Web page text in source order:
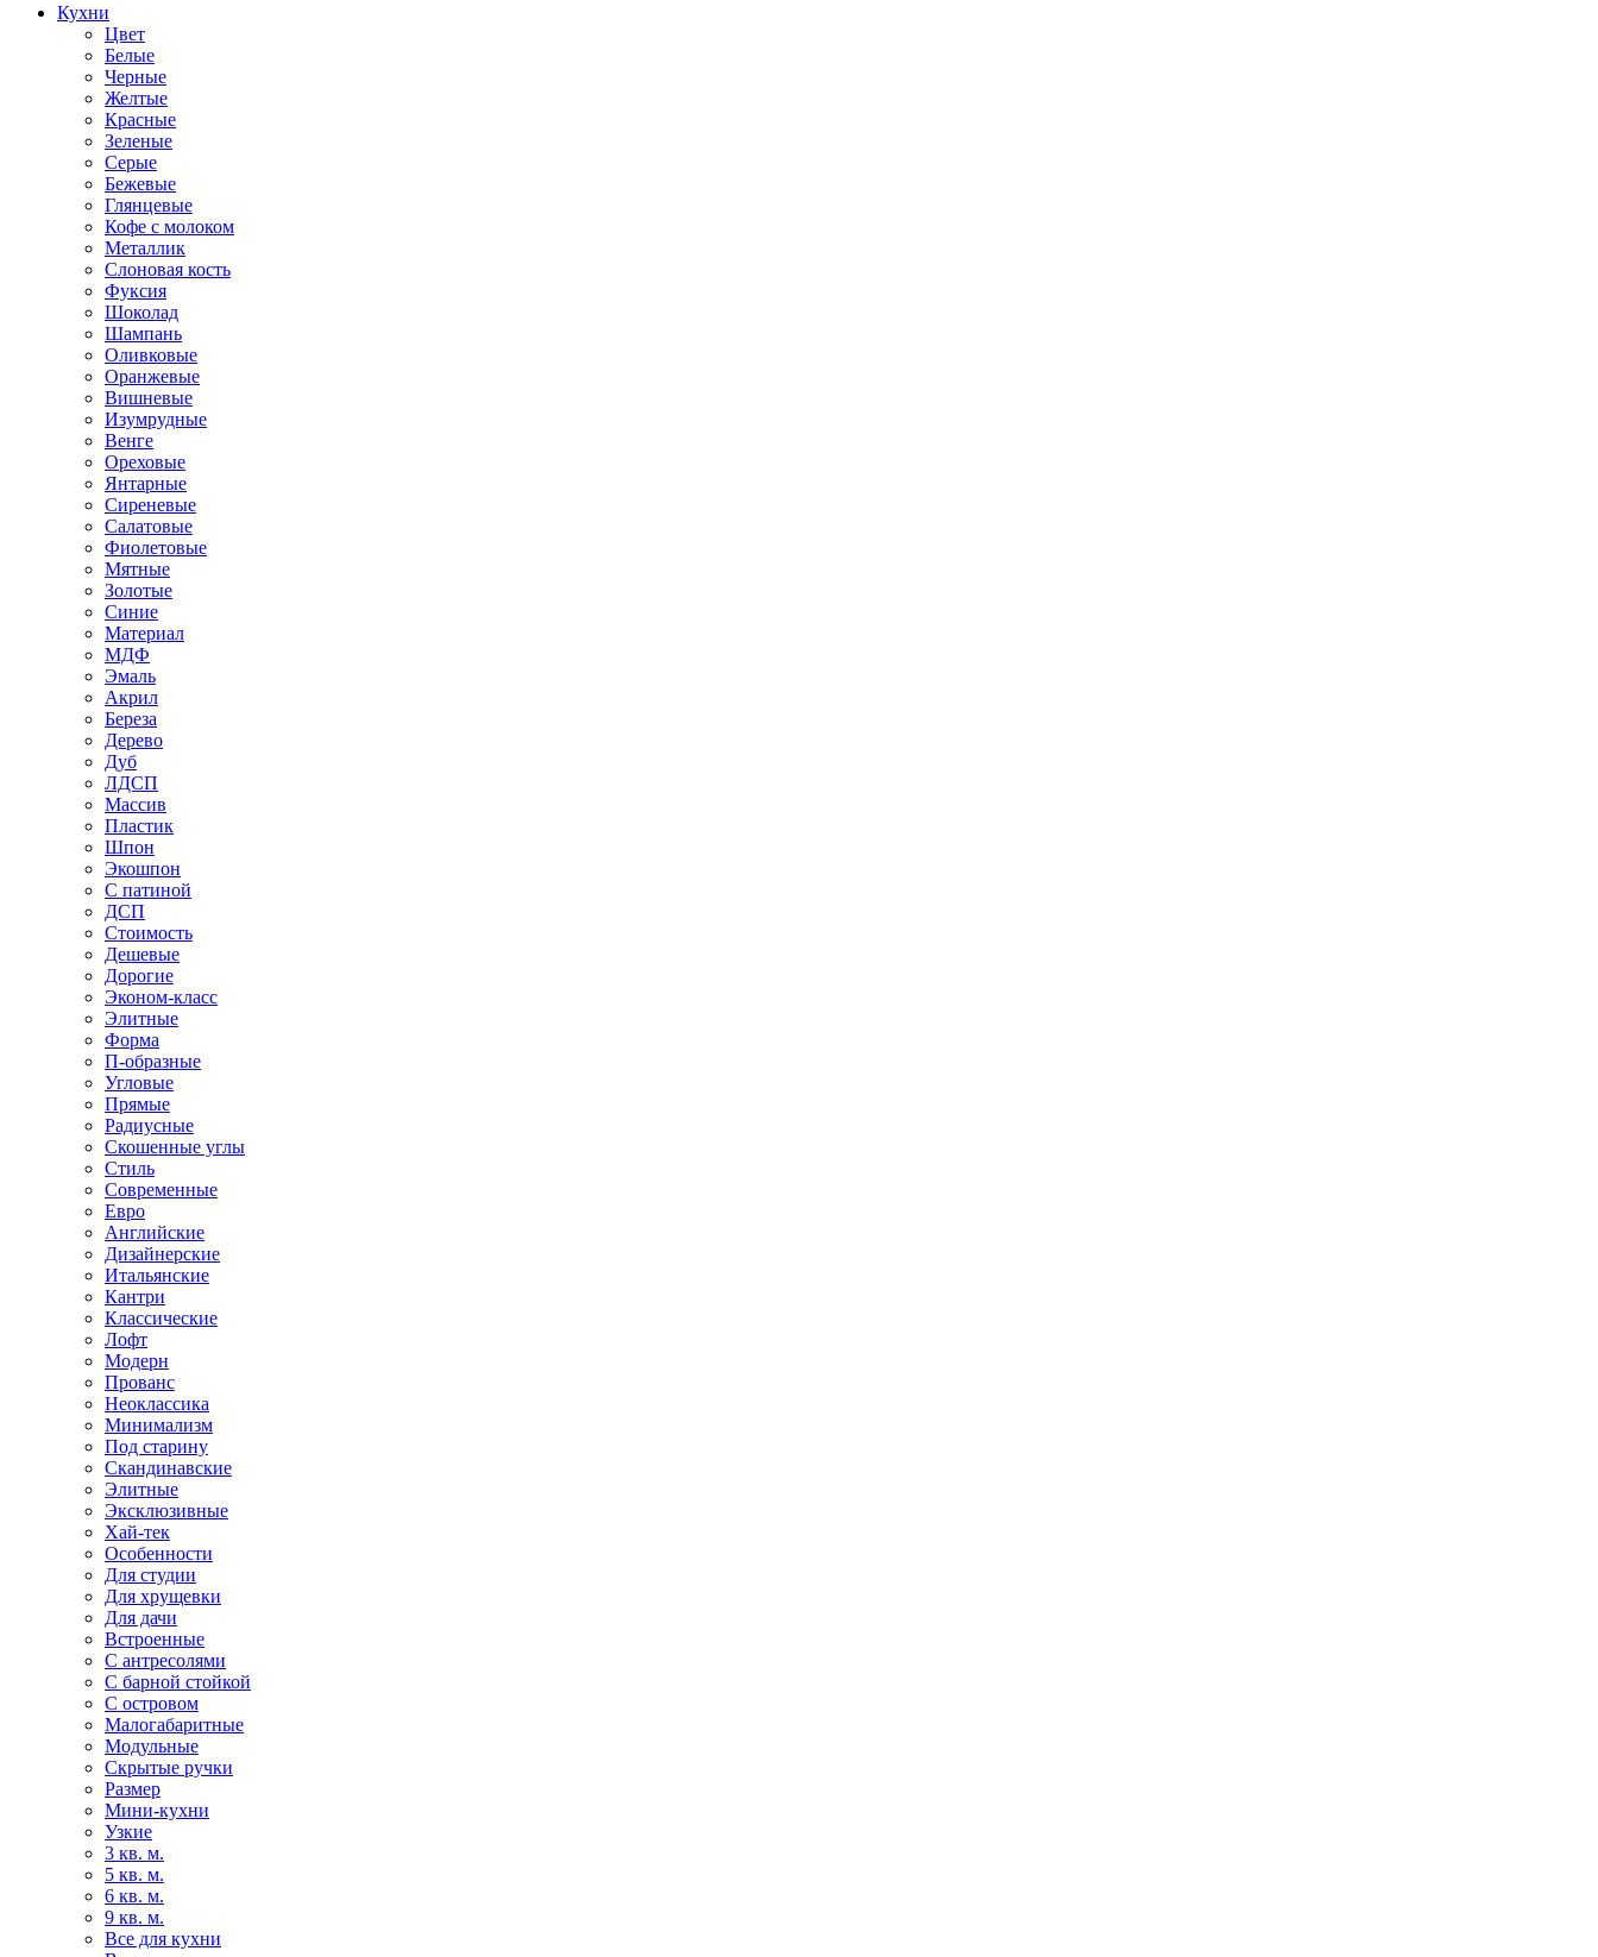
Кухни
Цвет
Белые
Черные
Желтые
Красные
Зеленые
Серые
Бежевые
Глянцевые
Кофе с молоком
Металлик
Слоновая кость
Фуксия
Шоколад
Шампань
Оливковые
Оранжевые
Вишневые
Изумрудные
Венге
Ореховые
Янтарные
Сиреневые
Салатовые
Фиолетовые
Мятные
Золотые
Синие
Материал
МДФ
Эмаль
Акрил
Береза
Дерево
Дуб
ЛДСП
Массив
Пластик
Шпон
Экошпон
С патиной
ДСП
Стоимость
Дешевые
Дорогие
Эконом-класс
Элитные
Форма
П-образные
Угловые
Прямые
Радиусные
Скошенные углы
Стиль
Современные
Евро
Английские
Дизайнерские
Итальянские
Кантри
Классические
Лофт
Модерн
Прованс
Неоклассика
Минимализм
Под старину
Скандинавские
Элитные
Эксклюзивные
Хай-тек
Особенности
Для студии
Для хрущевки
Для дачи
Встроенные
С антресолями
С барной стойкой
С островом
Малогабаритные
Модульные
Скрытые ручки
Размер
Мини-кухни
Узкие
3 кв. м.
5 кв. м.
6 кв. м.
9 кв. м.
Все для кухни